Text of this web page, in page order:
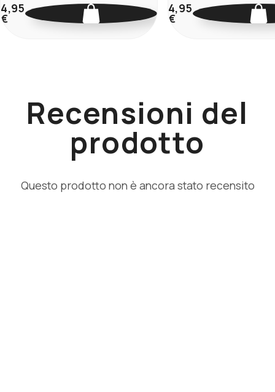
4,95
€
4,95
€
Recensioni del
prodotto
Questo prodotto non è ancora stato recensito